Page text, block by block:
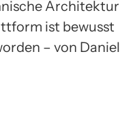
Architektur
ist bewusst
– von Daniel